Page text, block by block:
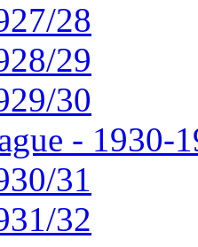
28
29
30
- 1930-
31
32